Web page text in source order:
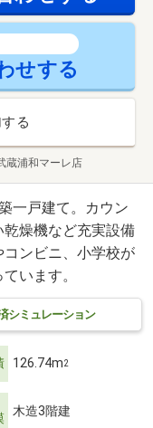
せする
る
浦和マーレ店
一戸建て。カウン
燥機など充実設備
ンビニ、小学校が
います。
シミュレーション
126.74m2
木造3階建